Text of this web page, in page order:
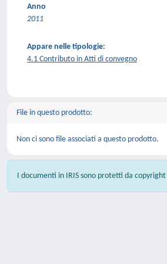
Anno
2011
Appare nelle tipologie:
4.1 Contributo in Atti di convegno
File in questo prodotto:
Non ci sono file associati a questo prodotto.
I documenti in IRIS sono protetti da